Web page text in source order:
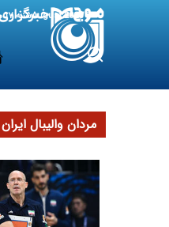
8 August 2026 شنبه ۱۷ مرداد ۱۴۰۵
مردان والیبال ایران